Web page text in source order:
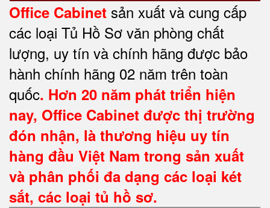
Office Cabinet sản xuất và cung cấp
các loại Tủ Hồ Sơ văn phòng chất
lượng, uy tín và chính hãng được bảo
hành chính hãng 02 năm trên toàn
quốc. Hơn 20 năm phát triển hiện
nay, Office Cabinet được thị trường
đón nhận, là thương hiệu uy tín
hàng đầu Việt Nam trong sản xuất
và phân phối đa dạng các loại két
sắt, các loại tủ hồ sơ.